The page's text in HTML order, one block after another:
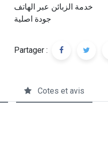
خدمة الزبائن عبر الهاتف
جودة اصلية
Partager :
Cotes et avis